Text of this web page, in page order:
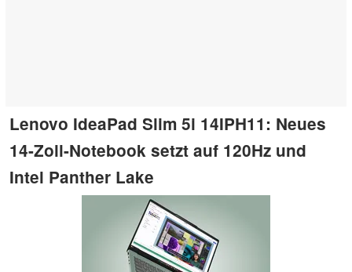
Lenovo IdeaPad Slim 5i 14IPH11: Neues
14-Zoll-Notebook setzt auf 120Hz und
Intel Panther Lake